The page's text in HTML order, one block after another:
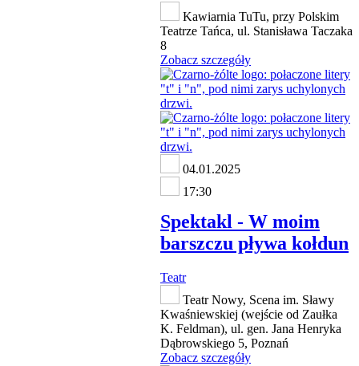
Kawiarnia TuTu, przy Polskim
Teatrze Tańca, ul. Stanisława Taczaka
8
Zobacz szczegóły
04.01.2025
17:30
Spektakl - W moim
barszczu pływa kołdun
Teatr
Teatr Nowy, Scena im. Sławy
Kwaśniewskiej (wejście od Zaułka
K. Feldman), ul. gen. Jana Henryka
Dąbrowskiego 5, Poznań
Zobacz szczegóły